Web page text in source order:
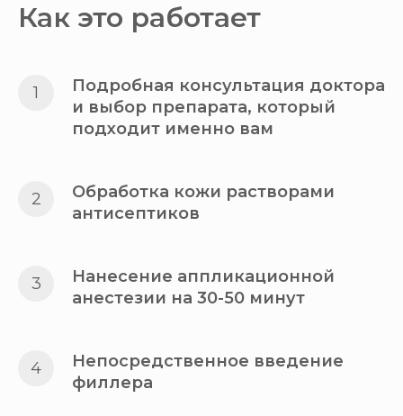
Как это работает
Подробная консультация доктора
и выбор препарата, который
подходит именно вам
Обработка кожи растворами
антисептиков
Нанесение аппликационной
анестезии на 30-50 минут
Непосредственное введение
филлера